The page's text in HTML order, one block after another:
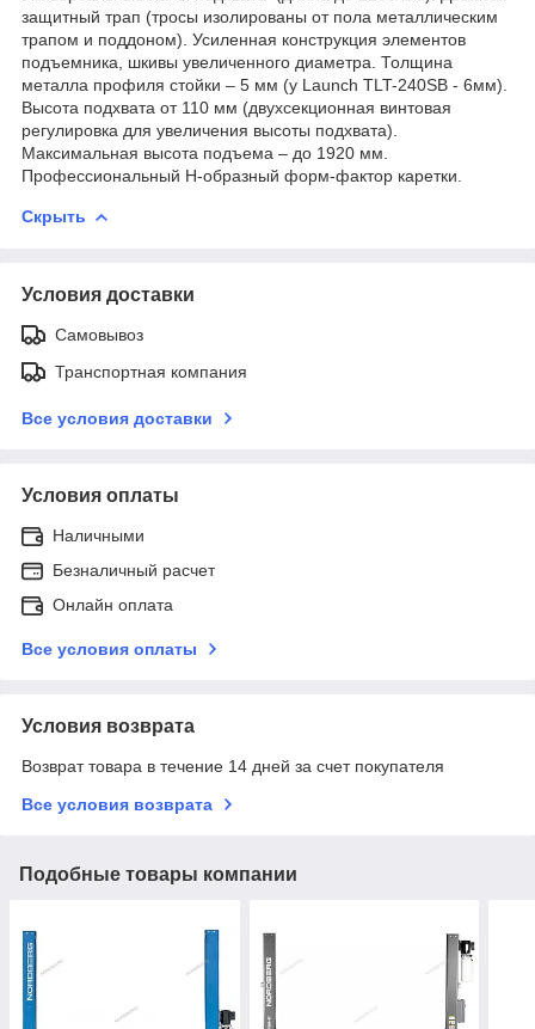
защитный трап (тросы изолированы от пола металлическим
трапом и поддоном). Усиленная конструкция элементов
подъемника, шкивы увеличенного диаметра. Толщина
металла профиля стойки – 5 мм (у Launch TLT-240SB - 6мм).
Высота подхвата от 110 мм (двухсекционная винтовая
регулировка для увеличения высоты подхвата).
Максимальная высота подъема – до 1920 мм.
Профессиональный Н-образный форм-фактор каретки.
Скрыть
Условия доставки
Самовывоз
Транспортная компания
Все условия доставки
Условия оплаты
Наличными
Безналичный расчет
Онлайн оплата
Все условия оплаты
Условия возврата
Возврат товара в течение 14 дней за счет покупателя
Все условия возврата
Подобные товары компании